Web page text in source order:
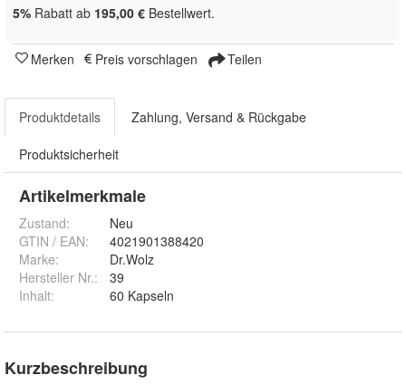
5% Rabatt ab 195,00 € Bestellwert.
Merken Preis vorschlagen Teilen
Produktdetails Zahlung, Versand & Rückgabe
Produktsicherheit
Artikelmerkmale
Zustand:
Neu
GTIN / EAN:
4021901388420
Marke:
Dr.Wolz
Hersteller Nr.:
39
Inhalt: 60 Kapseln
Kurzbeschreibung